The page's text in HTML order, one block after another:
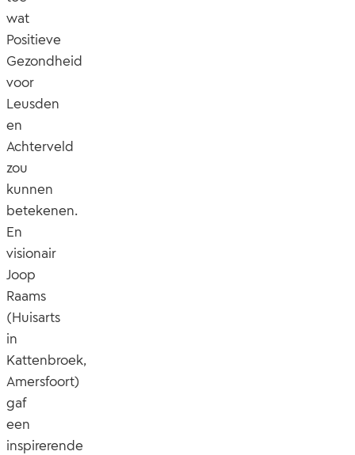
wat
Positieve
Gezondheid
voor
Leusden
en
Achterveld
zou
kunnen
betekenen.
En
visionair
Joop
Raams
(Huisarts
in
Kattenbroek,
Amersfoort)
gaf
een
inspirerende